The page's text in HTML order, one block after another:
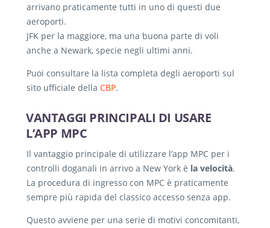
arrivano praticamente tutti in uno di questi due
aeroporti.
JFK per la maggiore, ma una buona parte di voli
anche a Newark, specie negli ultimi anni.
Puoi consultare la lista completa degli aeroporti sul
sito ufficiale della CBP.
VANTAGGI PRINCIPALI DI USARE
L’APP MPC
Il vantaggio principale di utilizzare l’app MPC per i
controlli doganali in arrivo a New York è la velocità.
La procedura di ingresso con MPC è praticamente
sempre più rapida del classico accesso senza app.
Questo avviene per una serie di motivi concomitanti,